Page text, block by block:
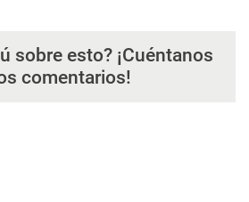
sobre esto? ¡Cuéntanos
comentarios!